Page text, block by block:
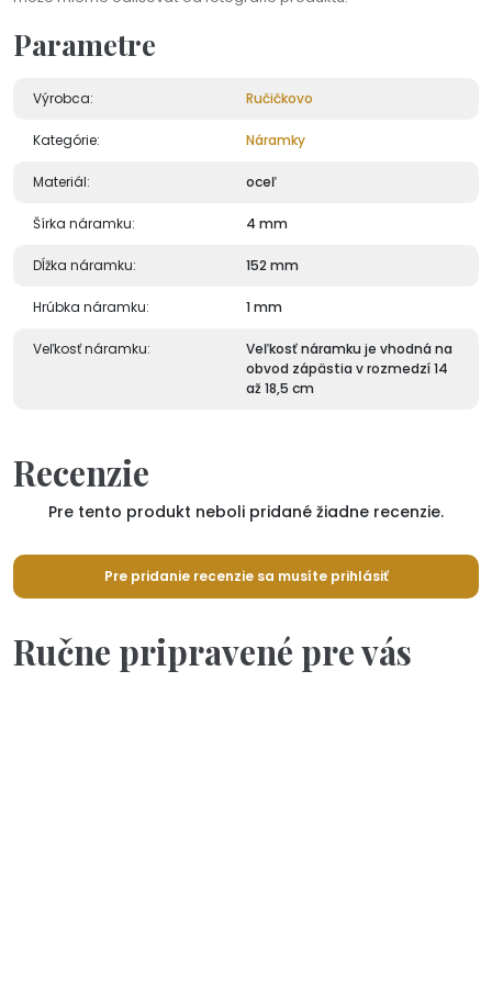
Parametre
Výrobca: Ručičkovo
Kategórie: Náramky
Materiál: oceľ
Šírka náramku: 4 mm
Dĺžka náramku: 152 mm
Hrúbka náramku: 1 mm
Veľkosť náramku:
Veľkosť náramku je vhodná na
obvod zápästia v rozmedzí 14
až 18,5 cm
Recenzie
Pre tento produkt neboli pridané žiadne recenzie.
Pre pridanie recenzie sa musíte prihlásiť
Ručne pripravené pre vás